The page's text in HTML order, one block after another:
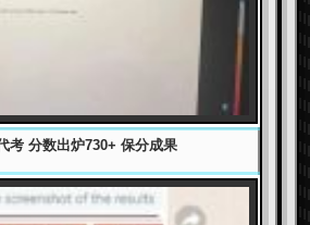
考 分数出炉730+ 保分成果